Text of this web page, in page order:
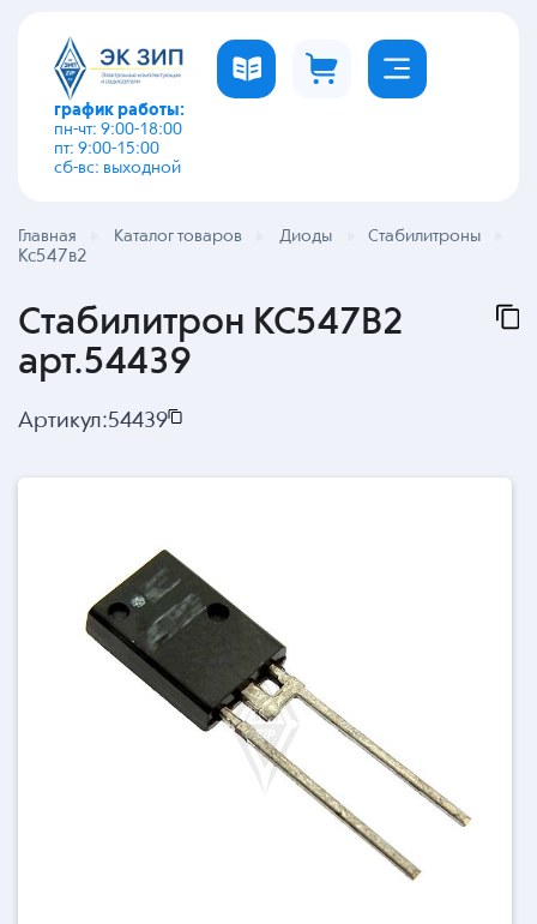
график работы:
пн-чт: 9:00-18:00
пт: 9:00-15:00
сб-вс: выходной
Главная Каталог товаров Диоды Стабилитроны
Кс547в2
Стабилитрон КС547В2
арт.54439
Артикул:54439